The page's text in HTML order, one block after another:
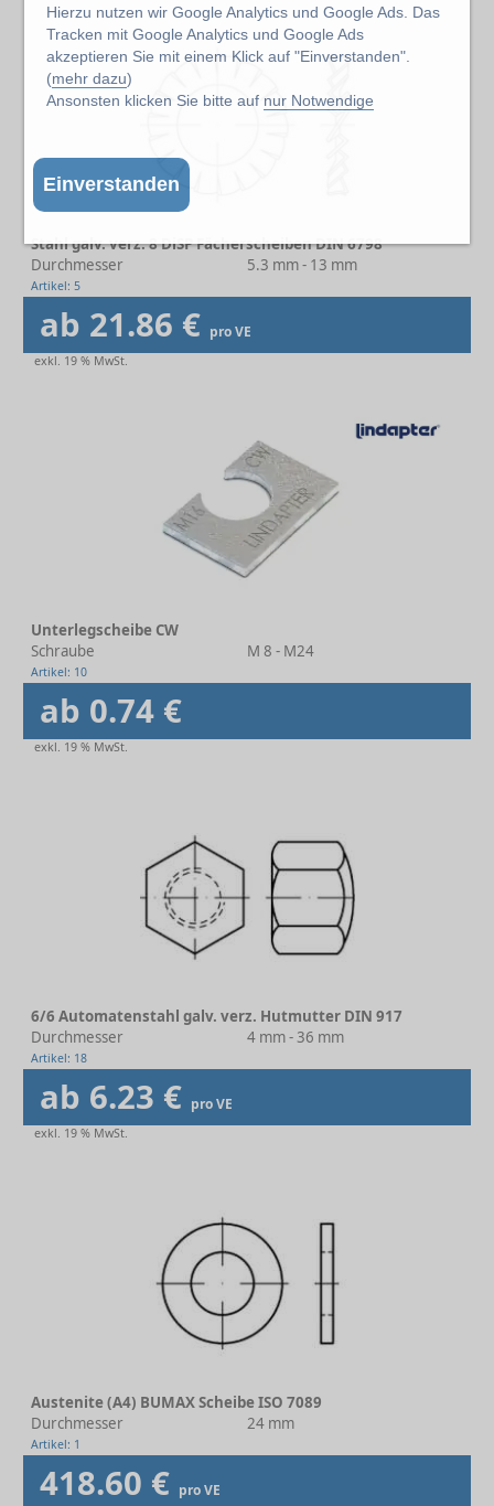
Hierzu nutzen wir Google Analytics und Google Ads. Das
Tracken mit Google Analytics und Google Ads
akzeptieren Sie mit einem Klick auf "Einverstanden".
(mehr dazu)
Ansonsten klicken Sie bitte auf nur Notwendige
Einverstanden
Stahl galv. verz. 8 DiSP Fächerscheiben DIN 6798
Durchmesser
5.3 mm - 13 mm
Artikel: 5
ab 21.86 € pro VE
exkl. 19 % MwSt.
Unterlegscheibe CW
Schraube
M 8 - M24
Artikel: 10
ab 0.74 €
exkl. 19 % MwSt.
6/6 Automatenstahl galv. verz. Hutmutter DIN 917
Durchmesser
4 mm - 36 mm
Artikel: 18
ab 6.23 € pro VE
exkl. 19 % MwSt.
Austenite (A4) BUMAX Scheibe ISO 7089
Durchmesser
24 mm
Artikel: 1
418.60 € pro VE